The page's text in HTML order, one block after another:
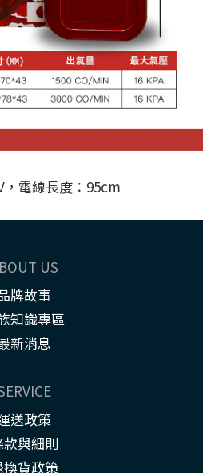
，電線長度：95cm
US
牌故事
知識專區
新消息
送政策
款與細則
換貨政策